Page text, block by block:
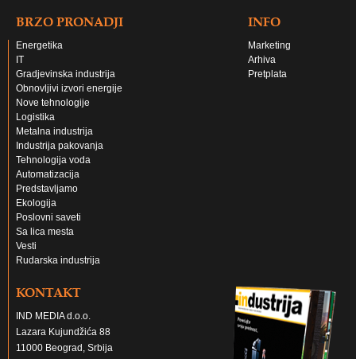
BRZO PRONADJI
Energetika
IT
Gradjevinska industrija
Obnovljivi izvori energije
Nove tehnologije
Logistika
Metalna industrija
Industrija pakovanja
Tehnologija voda
Automatizacija
Predstavljamo
Ekologija
Poslovni saveti
Sa lica mesta
Vesti
Rudarska industrija
INFO
Marketing
Arhiva
Pretplata
KONTAKT
IND MEDIA d.o.o.
Lazara Kujundžića 88
11000 Beograd, Srbija